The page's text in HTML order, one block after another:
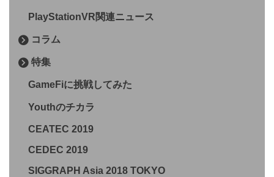
PlayStationVR関連ニュース
コラム
特集
GameFiに挑戦してみた
Youthのチカラ
CEATEC 2019
CEDEC 2019
SIGGRAPH Asia 2018 TOKYO